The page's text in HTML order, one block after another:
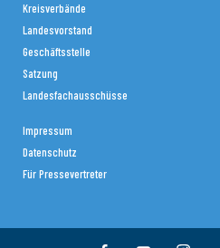
Kreisverbände
Landesvorstand
Geschäftsstelle
Satzung
Landesfachausschüsse
Impressum
Datenschutz
Für Pressevertreter